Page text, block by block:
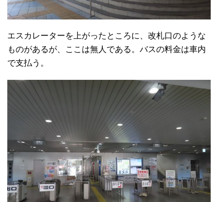
エスカレーターを上がったところに、改札口のような
ものがあるが、ここは無人である。バスの料金は車内
で支払う。